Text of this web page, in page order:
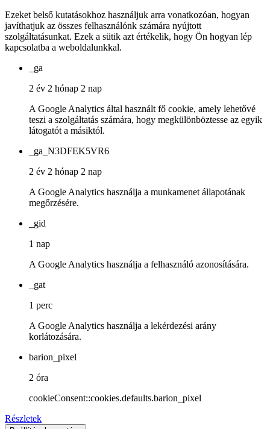
Ezeket belső kutatásokhoz használjuk arra vonatkozóan, hogyan
javíthatjuk az összes felhasználónk számára nyújtott
szolgáltatásunkat. Ezek a sütik azt értékelik, hogy Ön hogyan lép
kapcsolatba a weboldalunkkal.
_ga
2 év 2 hónap 2 nap
A Google Analytics által használt fő cookie, amely lehetővé
teszi a szolgáltatás számára, hogy megkülönböztesse az egyik
látogatót a másiktól.
_ga_N3DFEK5VR6
2 év 2 hónap 2 nap
A Google Analytics használja a munkamenet állapotának
megőrzésére.
_gid
1 nap
A Google Analytics használja a felhasználó azonosítására.
_gat
1 perc
A Google Analytics használja a lekérdezési arány
korlátozására.
barion_pixel
2 óra
cookieConsent::cookies.defaults.barion_pixel
Részletek